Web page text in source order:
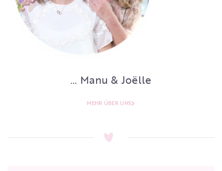
… Manu & Joëlle
MEHR ÜBER UNS